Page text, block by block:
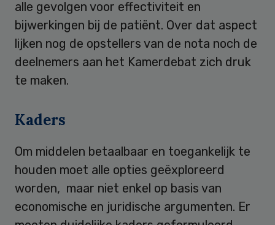
alle gevolgen voor effectiviteit en
bijwerkingen bij de patiënt. Over dat aspect
lijken nog de opstellers van de nota noch de
deelnemers aan het Kamerdebat zich druk
te maken.
Kaders
Om middelen betaalbaar en toegankelijk te
houden moet alle opties geëxploreerd
worden, maar niet enkel op basis van
economische en juridische argumenten. Er